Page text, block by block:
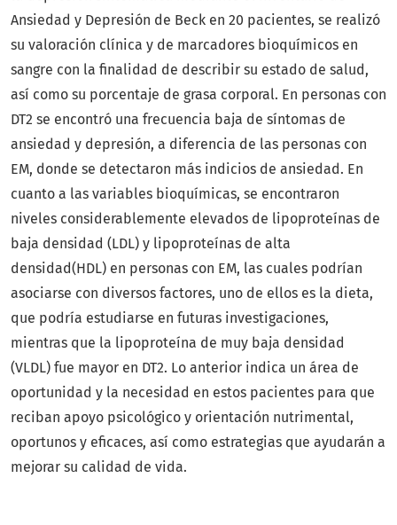
Ansiedad y Depresión de Beck en 20 pacientes, se realizó
su valoración clínica y de marcadores bioquímicos en
sangre con la finalidad de describir su estado de salud,
así como su porcentaje de grasa corporal. En personas con
DT2 se encontró una frecuencia baja de síntomas de
ansiedad y depresión, a diferencia de las personas con
EM, donde se detectaron más indicios de ansiedad. En
cuanto a las variables bioquímicas, se encontraron
niveles considerablemente elevados de lipoproteínas de
baja densidad (LDL) y lipoproteínas de alta
densidad(HDL) en personas con EM, las cuales podrían
asociarse con diversos factores, uno de ellos es la dieta,
que podría estudiarse en futuras investigaciones,
mientras que la lipoproteína de muy baja densidad
(VLDL) fue mayor en DT2. Lo anterior indica un área de
oportunidad y la necesidad en estos pacientes para que
reciban apoyo psicológico y orientación nutrimental,
oportunos y eficaces, así como estrategias que ayudarán a
mejorar su calidad de vida.